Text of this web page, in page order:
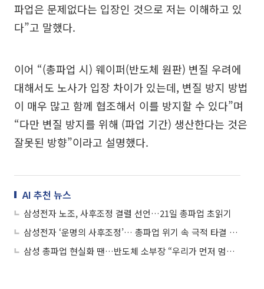
파업은 문제없다는 입장인 것으로 저는 이해하고 있
다”고 말했다.
이어 “(총파업 시) 웨이퍼(반도체 원판) 변질 우려에
대해서도 노사가 입장 차이가 있는데, 변질 방지 방법
이 매우 많고 함께 협조해서 이를 방지할 수 있다”며
“다만 변질 방지를 위해 (파업 기간) 생산한다는 것은
잘못된 방향”이라고 설명했다.
AI 추천 뉴스
삼성전자 노조, 사후조정 결렬 선언…21일 총파업 초읽기
삼성전자 ‘운명의 사후조정’… 총파업 위기 속 극적 타결 이뤄낼까
삼성 총파업 현실화 땐…반도체 소부장 “우리가 먼저 멈춘다”